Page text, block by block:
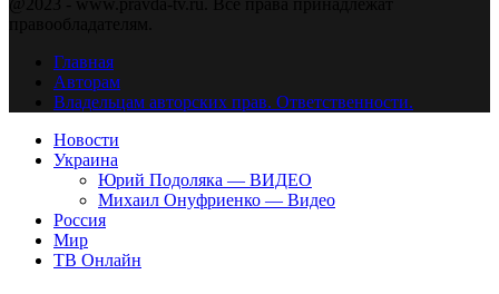
@2023 - www.pravda-tv.ru. Все права принадлежат
правообладателям.
Главная
Авторам
Владельцам авторских прав. Ответственности.
Новости
Украина
Юрий Подоляка — ВИДЕО
Михаил Онуфриенко — Видео
Россия
Мир
ТВ Онлайн